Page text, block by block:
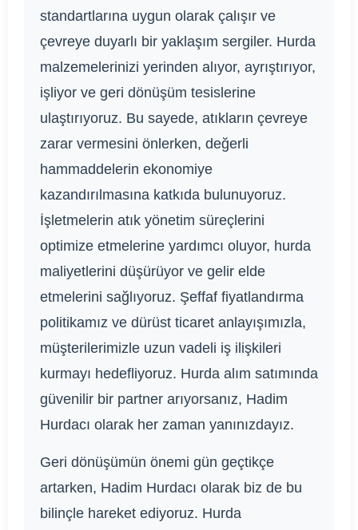
standartlarına uygun olarak çalışır ve
çevreye duyarlı bir yaklaşım sergiler. Hurda
malzemelerinizi yerinden alıyor, ayrıştırıyor,
işliyor ve geri dönüşüm tesislerine
ulaştırıyoruz. Bu sayede, atıkların çevreye
zarar vermesini önlerken, değerli
hammaddelerin ekonomiye
kazandırılmasına katkıda bulunuyoruz.
İşletmelerin atık yönetim süreçlerini
optimize etmelerine yardımcı oluyor, hurda
maliyetlerini düşürüyor ve gelir elde
etmelerini sağlıyoruz. Şeffaf fiyatlandırma
politikamız ve dürüst ticaret anlayışımızla,
müşterilerimizle uzun vadeli iş ilişkileri
kurmayı hedefliyoruz. Hurda alım satımında
güvenilir bir partner arıyorsanız, Hadim
Hurdacı olarak her zaman yanınızdayız.
Geri dönüşümün önemi gün geçtikçe
artarken, Hadim Hurdacı olarak biz de bu
bilinçle hareket ediyoruz. Hurda